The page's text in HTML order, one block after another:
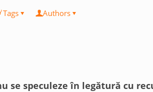
Tags Authors
se speculeze în legătură cu